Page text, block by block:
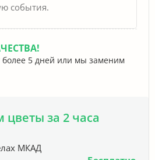
события.
более 5 дней или мы заменим
за 2 часа
МКАД